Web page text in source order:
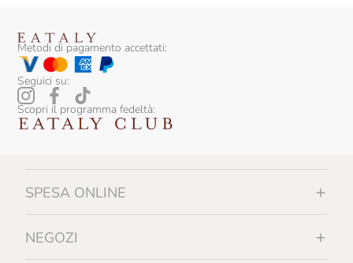
Metodi di pagamento accettati:
Seguici su:
Scopri il programma fedeltà:
SPESA ONLINE
NEGOZI